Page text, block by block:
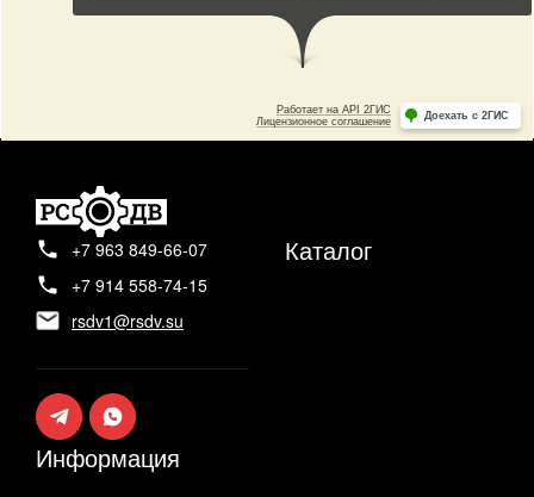
+7 963 849-66-07
+7 914 558-74-15
rsdv1@rsdv.su
Каталог
Информация